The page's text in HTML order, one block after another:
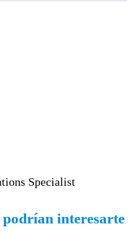
Specialist
interesarte